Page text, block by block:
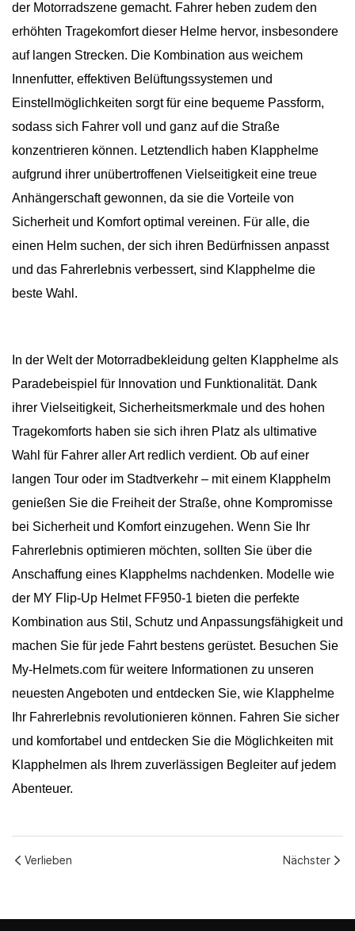
der Motorradszene gemacht. Fahrer heben zudem den
erhöhten Tragekomfort dieser Helme hervor, insbesondere
auf langen Strecken. Die Kombination aus weichem
Innenfutter, effektiven Belüftungssystemen und
Einstellmöglichkeiten sorgt für eine bequeme Passform,
sodass sich Fahrer voll und ganz auf die Straße
konzentrieren können. Letztendlich haben Klapphelme
aufgrund ihrer unübertroffenen Vielseitigkeit eine treue
Anhängerschaft gewonnen, da sie die Vorteile von
Sicherheit und Komfort optimal vereinen. Für alle, die
einen Helm suchen, der sich ihren Bedürfnissen anpasst
und das Fahrerlebnis verbessert, sind Klapphelme die
beste Wahl.
In der Welt der Motorradbekleidung gelten Klapphelme als
Paradebeispiel für Innovation und Funktionalität. Dank
ihrer Vielseitigkeit, Sicherheitsmerkmale und des hohen
Tragekomforts haben sie sich ihren Platz als ultimative
Wahl für Fahrer aller Art redlich verdient. Ob auf einer
langen Tour oder im Stadtverkehr – mit einem Klapphelm
genießen Sie die Freiheit der Straße, ohne Kompromisse
bei Sicherheit und Komfort einzugehen. Wenn Sie Ihr
Fahrerlebnis optimieren möchten, sollten Sie über die
Anschaffung eines Klapphelms nachdenken. Modelle wie
der MY Flip-Up Helmet FF950-1 bieten die perfekte
Kombination aus Stil, Schutz und Anpassungsfähigkeit und
machen Sie für jede Fahrt bestens gerüstet. Besuchen Sie
My-Helmets.com für weitere Informationen zu unseren
neuesten Angeboten und entdecken Sie, wie Klapphelme
Ihr Fahrerlebnis revolutionieren können. Fahren Sie sicher
und komfortabel und entdecken Sie die Möglichkeiten mit
Klapphelmen als Ihrem zuverlässigen Begleiter auf jedem
Abenteuer.
Verlieben Nächster